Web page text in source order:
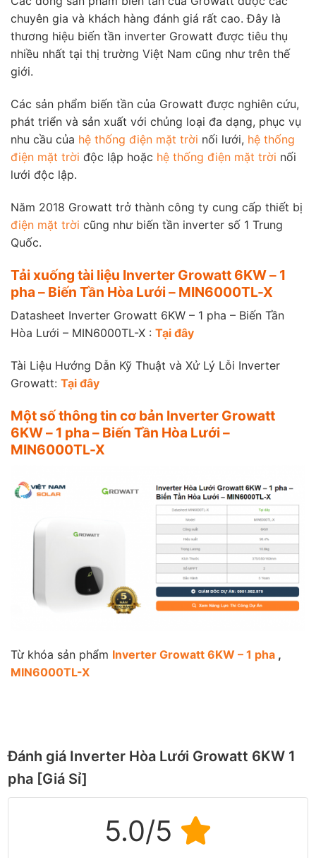
chuyên gia và khách hàng đánh giá rất cao. Đây là
thương hiệu biến tần inverter Growatt được tiêu thụ
nhiều nhất tại thị trường Việt Nam cũng như trên thế
giới.
Các sản phẩm biến tần của Growatt được nghiên cứu,
phát triển và sản xuất với chủng loại đa dạng, phục vụ
nhu cầu của hệ thống điện mặt trời nối lưới, hệ thống
điện mặt trời độc lập hoặc hệ thống điện mặt trời nối
lưới độc lập.
Năm 2018 Growatt trở thành công ty cung cấp thiết bị
điện mặt trời cũng như biến tần inverter số 1 Trung
Quốc.
Tải xuống tài liệu Inverter Growatt 6KW – 1
pha – Biến Tần Hòa Lưới – MIN6000TL-X
Datasheet Inverter Growatt 6KW – 1 pha – Biến Tần
Hòa Lưới – MIN6000TL-X : Tại đây
Tài Liệu Hướng Dẫn Kỹ Thuật và Xử Lý Lỗi Inverter
Growatt: Tại đây
Một số thông tin cơ bản Inverter Growatt
6KW – 1 pha – Biến Tần Hòa Lưới –
MIN6000TL-X
Từ khóa sản phẩm Inverter Growatt 6KW – 1 pha ,
MIN6000TL-X
Đánh giá Inverter Hòa Lưới Growatt 6KW 1
pha [Giá Sỉ]
5.0/5